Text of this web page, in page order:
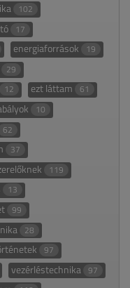
102
17
energiaforrások 19
29
12 ezt láttam 61
10
62
37
119
13
99
28
97
vezérléstechnika 97